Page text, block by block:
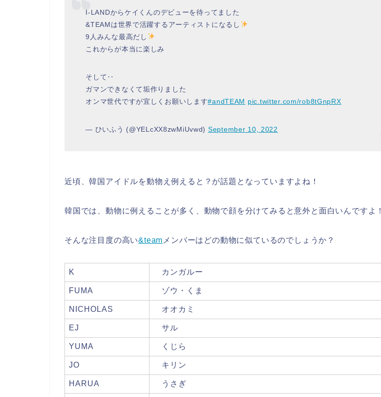
I-LANDからケイくんのデビューを待ってました
&TEAMは世界で活躍するアーティストになるし
9人みんな最高だし
これからが本当に楽しみ
そして‥
ガマンできなくて垢作りました
オンマ世代ですが宜しくお願いします#andTEAM pic.twitter.com/rob8tGnpRX
— ひいふう (@YELcXX8zwMiUvwd) September 10, 2022
近頃、韓国アイドルを動物え例えると？が話題となっていますよね！
韓国では、動物に例えることが多く、動物で顔を分けてみると意外と面白いんですよ！
そんな注目度の高い&team メンバーはどの動物に似ているのでしょうか？
K カンガルー
FUMA ゾウ・くま
NICHOLAS オオカミ
EJ サル
YUMA くじら
JO キリン
HARUA うさぎ